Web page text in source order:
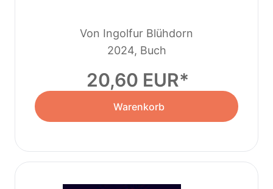
Von Ingolfur Blühdorn
2024, Buch
20,60 EUR
Warenkorb